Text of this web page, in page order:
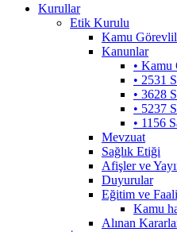
Kurullar
Etik Kurulu
Kamu
Kanunlar
• Kamu
• 2531
• 3628
• 5237
• 1156
Mevzuat
Sağlık Etiği
Afişler ve
Duyurular
Eğitim ve
Kamu
Alınan